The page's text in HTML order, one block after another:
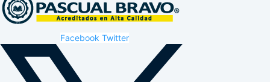
Facebook Twitter